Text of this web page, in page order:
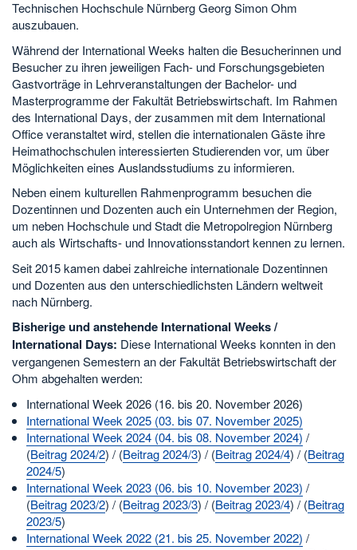
Technischen Hochschule Nürnberg Georg Simon Ohm
auszubauen.
Während der International Weeks halten die Besucherinnen und
Besucher zu ihren jeweiligen Fach- und Forschungsgebieten
Gastvorträge in Lehrveranstaltungen der Bachelor- und
Masterprogramme der Fakultät Betriebswirtschaft. Im Rahmen
des International Days, der zusammen mit dem International
Office veranstaltet wird, stellen die internationalen Gäste ihre
Heimathochschulen interessierten Studierenden vor, um über
Möglichkeiten eines Auslandsstudiums zu informieren.
Neben einem kulturellen Rahmenprogramm besuchen die
Dozentinnen und Dozenten auch ein Unternehmen der Region,
um neben Hochschule und Stadt die Metropolregion Nürnberg
auch als Wirtschafts- und Innovationsstandort kennen zu lernen.
Seit 2015 kamen dabei zahlreiche internationale Dozentinnen
und Dozenten aus den unterschiedlichsten Ländern weltweit
nach Nürnberg.
Bisherige und anstehende International Weeks /
International Days: Diese International Weeks konnten in den
vergangenen Semestern an der Fakultät Betriebswirtschaft der
Ohm abgehalten werden:
International Week 2026 (16. bis 20. November 2026)
International Week 2025 (03. bis 07. November 2025)
International Week 2024 (04. bis 08. November 2024) /
(Beitrag 2024/2) / (Beitrag 2024/3) / (Beitrag 2024/4) / (Beitrag
2024/5)
International Week 2023 (06. bis 10. November 2023) /
(Beitrag 2023/2) / (Beitrag 2023/3) / (Beitrag 2023/4) / (Beitrag
2023/5)
International Week 2022 (21. bis 25. November 2022) /